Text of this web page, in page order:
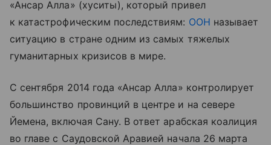
«Ансар Алла» (хуситы), который привел
к катастрофическим последствиям: ООН называет
ситуацию в стране одним из самых тяжелых
гуманитарных кризисов в мире.
С сентября 2014 года «Ансар Алла» контролирует
большинство провинций в центре и на севере
Йемена, включая Сану. В ответ арабская коалиция
во главе с Саудовской Аравией начала 26 марта